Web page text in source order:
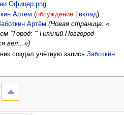
Офицер.png
Артём (обсуждение вклад)
Артём (Новая страница: «
'''Город: ''' Нижний Новгород
вел…»)
создал учётную запись Заботкин